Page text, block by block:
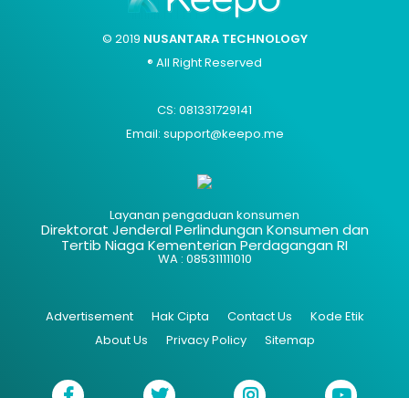
© 2019 NUSANTARA TECHNOLOGY
® All Right Reserved
CS: 081331729141
Email: support@keepo.me
Layanan pengaduan konsumen
Direktorat Jenderal Perlindungan Konsumen dan
Tertib Niaga Kementerian Perdagangan RI
WA : 085311111010
Advertisement Hak Cipta Contact Us
Kode Etik
About Us
Privacy Policy Sitemap